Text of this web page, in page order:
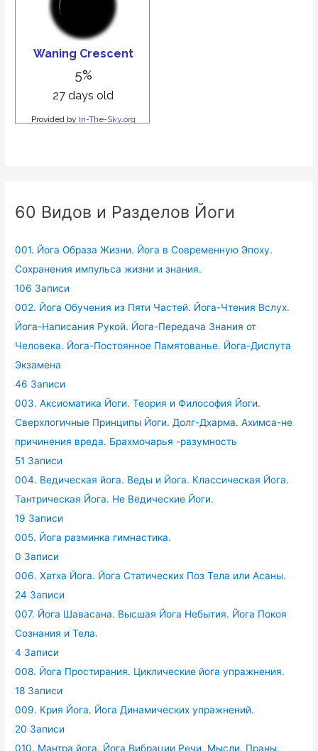
60 Видов и Разделов Йоги
001. Йога Образа Жизни. Йога в Современную Эпоху.
Сохранения импульса жизни и знания.
106 Записи
002. Йога Обучения из Пяти Частей. Йога-Чтения Вслух.
Йога-Написания Рукой. Йога-Передача Знания от
Человека. Йога-Постоянное Памятованье. Йога-Диспута
Экзамена
46 Записи
003. Аксиоматика Йоги. Теория и Философия Йоги.
Сверхлогичные Принципы Йоги. Долг-Дхарма. Ахимса-не
причинения вреда. Брахмочарья -разумность
51 Записи
004. Ведическая йога. Веды и Йога. Классическая Йога.
Тантрическая Йога. Не Ведические Йоги.
19 Записи
005. Йога разминка гимнастика.
0 Записи
006. Хатха Йога. Йога Статических Поз Тела или Асаны.
24 Записи
007. Йога Шавасана. Высшая Йога Небытия. Йога Покоя
Сознания и Тела.
4 Записи
008. Йога Простирания. Циклические йога упражнения.
18 Записи
009. Крия Йога. Йога Динамических упражнений.
20 Записи
010. Мантра йога. Йога Вибрации Речи, Мысли, Праны.